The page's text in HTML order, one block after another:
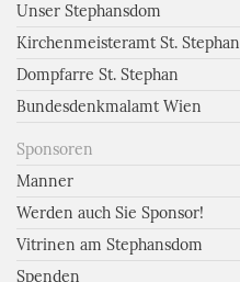
Unser Stephansdom
Kirchenmeisteramt St. Stephan
Dompfarre St. Stephan
Bundesdenkmalamt Wien
Sponsoren
Manner
Werden auch Sie Sponsor!
Vitrinen am Stephansdom
Spenden